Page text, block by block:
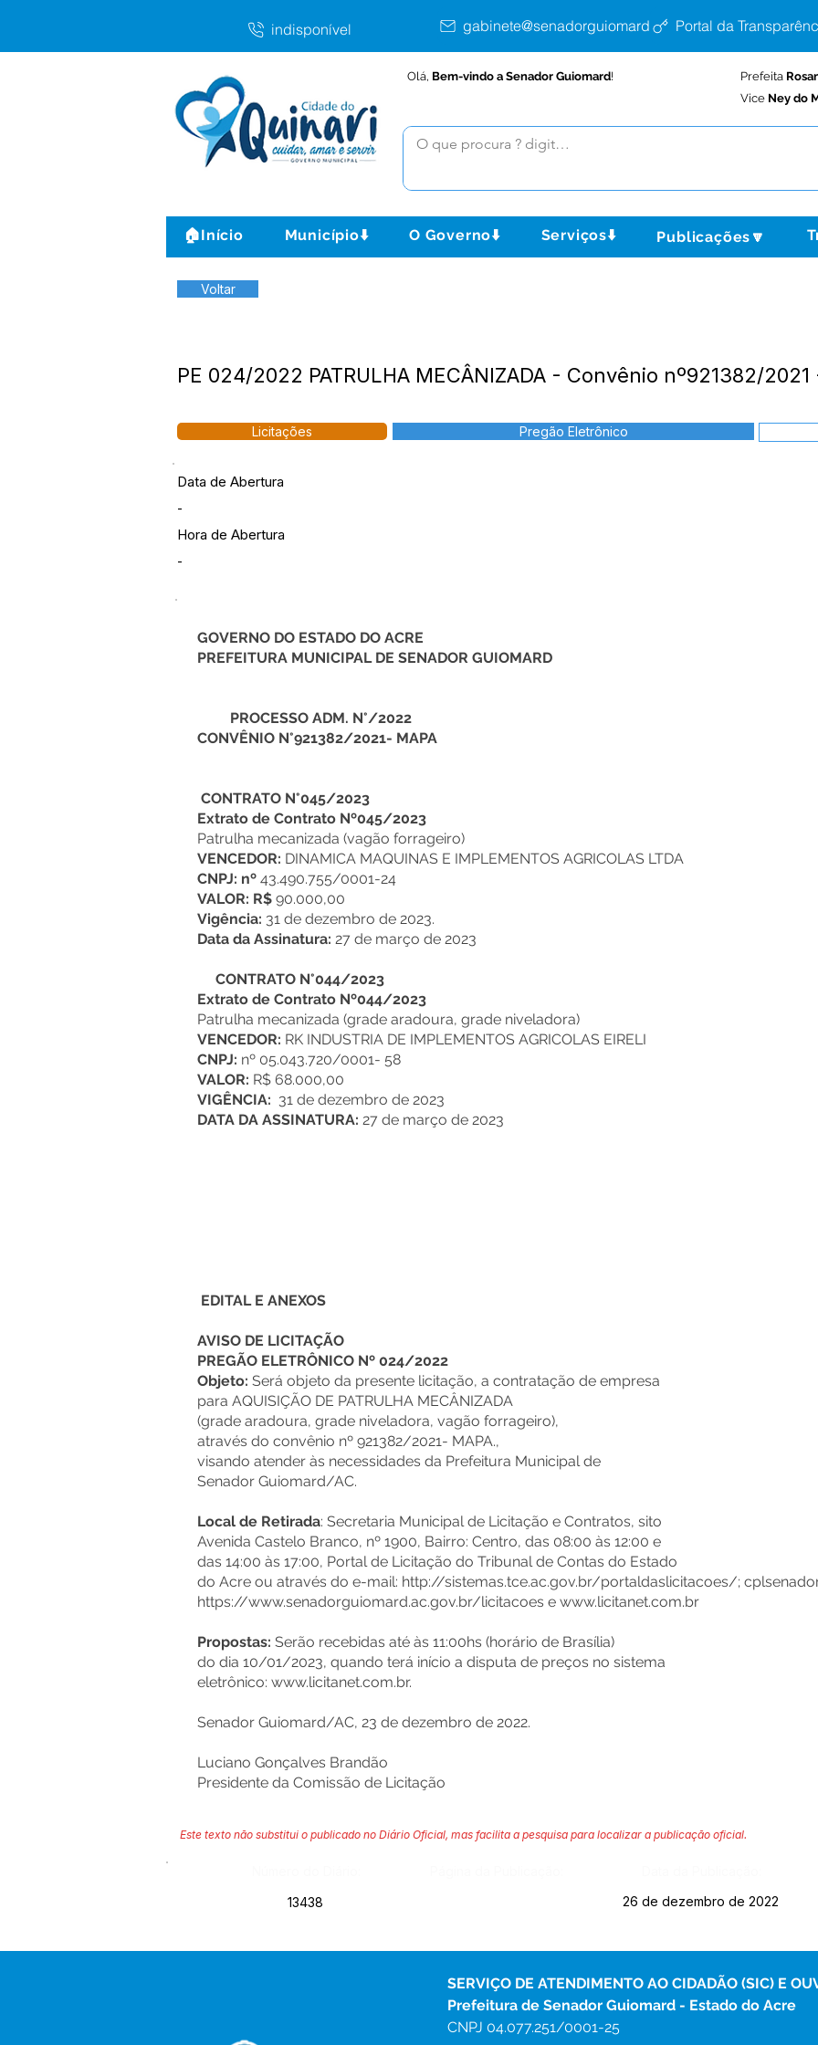
indisponível gabinete@senadorguiomard.ac.gov.br
Portal da
Olá, Bem-vindo a Senador Guiomard! Prefeita
Vice Ney do
🏠Início Município⬇️ O Governo⬇️ Serviços⬇️ Publicações🔽
Voltar
PE 024/2022 PATRULHA MECÂNIZADA - Convênio nº921382/2021
Licitações Pregão Eletrônico
Data de Abertura
-
Hora de Abertura
-
GOVERNO DO ESTADO DO ACRE
PREFEITURA MUNICIPAL DE SENADOR GUIOMARD
PROCESSO ADM. N°/2022
CONVÊNIO N°921382/2021- MAPA
CONTRATO N°045/2023
Extrato de Contrato Nº045/2023
Patrulha mecanizada (vagão forrageiro)
VENCEDOR: DINAMICA MAQUINAS E IMPLEMENTOS AGRICOLAS LTDA
CNPJ: nº 43.490.755/0001-24
VALOR: R$ 90.000,00
Vigência: 31 de dezembro de 2023.
Data da Assinatura: 27 de março de 2023
CONTRATO N°044/2023
Extrato de Contrato Nº044/2023
Patrulha mecanizada (grade aradoura, grade niveladora)
VENCEDOR: RK INDUSTRIA DE IMPLEMENTOS AGRICOLAS EIRELI
CNPJ: nº 05.043.720/0001- 58
VALOR: R$ 68.000,00
VIGÊNCIA: 31 de dezembro de 2023
DATA DA ASSINATURA: 27 de março de 2023
EDITAL E ANEXOS
AVISO DE LICITAÇÃO
PREGÃO ELETRÔNICO Nº 024/2022
Objeto: Será objeto da presente licitação, a contratação de empresa
para AQUISIÇÃO DE PATRULHA MECÂNIZADA
(grade aradoura, grade niveladora, vagão forrageiro),
através do convênio nº 921382/2021- MAPA.,
visando atender às necessidades da Prefeitura Municipal de
Senador Guiomard/AC.
Local de Retirada: Secretaria Municipal de Licitação e Contratos, sito
Avenida Castelo Branco, nº 1900, Bairro: Centro, das 08:00 às 12:00 e
das 14:00 às 17:00, Portal de Licitação do Tribunal de Contas do Estado
do Acre ou através do e-mail: http://sistemas.tce.ac.gov.br/portaldaslicitacoes/;
https://www.senadorguiomard.ac.gov.br/licitacoes e www.licitanet.com.br
Propostas: Serão recebidas até às 11:00hs (horário de Brasília)
do dia 10/01/2023, quando terá início a disputa de preços no sistema
eletrônico: www.licitanet.com.br.
Senador Guiomard/AC, 23 de dezembro de 2022.
Luciano Gonçalves Brandão
Presidente da Comissão de Licitação
Este texto não substitui o publicado no Diário Oficial, mas facilita a pesquisa para localizar a publicação oficial.
13438
26 de dezembro de 2022
SERVIÇO DE ATENDIMENTO AO CIDADÃO (SIC) E
Prefeitura de Senador Guiomard - Estado do Acre
CNPJ 04.077.251/0001-25